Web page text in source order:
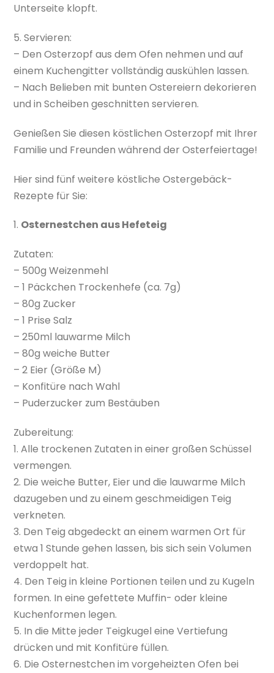
Unterseite klopft.
5. Servieren:
– Den Osterzopf aus dem Ofen nehmen und auf
einem Kuchengitter vollständig auskühlen lassen.
– Nach Belieben mit bunten Ostereiern dekorieren
und in Scheiben geschnitten servieren.
Genießen Sie diesen köstlichen Osterzopf mit Ihrer
Familie und Freunden während der Osterfeiertage!
Hier sind fünf weitere köstliche Ostergebäck-
Rezepte für Sie:
1. Osternestchen aus Hefeteig
Zutaten:
– 500g Weizenmehl
– 1 Päckchen Trockenhefe (ca. 7g)
– 80g Zucker
– 1 Prise Salz
– 250ml lauwarme Milch
– 80g weiche Butter
– 2 Eier (Größe M)
– Konfitüre nach Wahl
– Puderzucker zum Bestäuben
Zubereitung:
1. Alle trockenen Zutaten in einer großen Schüssel
vermengen.
2. Die weiche Butter, Eier und die lauwarme Milch
dazugeben und zu einem geschmeidigen Teig
verkneten.
3. Den Teig abgedeckt an einem warmen Ort für
etwa 1 Stunde gehen lassen, bis sich sein Volumen
verdoppelt hat.
4. Den Teig in kleine Portionen teilen und zu Kugeln
formen. In eine gefettete Muffin- oder kleine
Kuchenformen legen.
5. In die Mitte jeder Teigkugel eine Vertiefung
drücken und mit Konfitüre füllen.
6. Die Osternestchen im vorgeheizten Ofen bei